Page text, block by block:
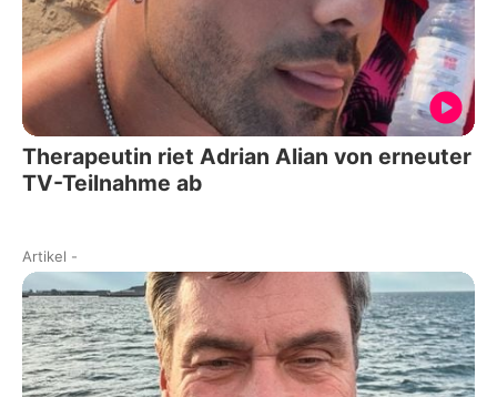
Therapeutin riet Adrian Alian von erneuter
TV-Teilnahme ab
Artikel -